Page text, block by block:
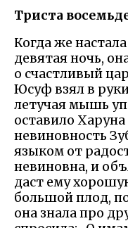
Триста
Когда же
девятая ночь,
о счастливый
Юсуф взял в
летучая мышь
оставило
невиновность
языком от
невиновна, и
даст ему
большой плод,
она знала про